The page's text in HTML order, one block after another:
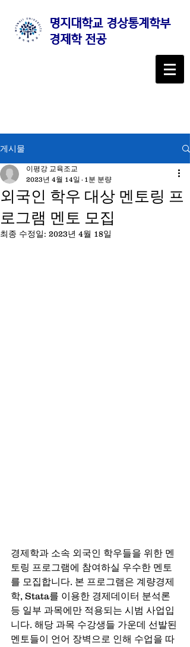
명지대학교 경상통계학부
경제학 전공
게시물
외국인 학우 대상 멘토링 프
로그램 멘토 모집
이평강 교육조교
2023년 4월 14일
1분 분량
최종 수정일: 2023년 4월 18일
경제학과 소속 외국인 학우들을 위한 멘
토링 프로그램에 참여하실 우수한 멘토
를 모집합니다. 본 프로그램은 계량경제
학, Stata를 이용한 경제데이터 분석론
등 일부 과목에만 적용되는 시범 사업입
니다. 해당 과목 수강생들 가운데 선발된
멘토들이 언어 장벽으로 인해 수업을 따